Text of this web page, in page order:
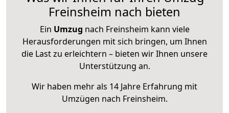
Freinsheim nach bieten
Ein Umzug nach Freinsheim kann viele
Herausforderungen mit sich bringen, um Ihnen
die Last zu erleichtern – bieten wir Ihnen unsere
Unterstützung an.
Wir haben mehr als 14 Jahre Erfahrung mit
Umzügen nach Freinsheim.